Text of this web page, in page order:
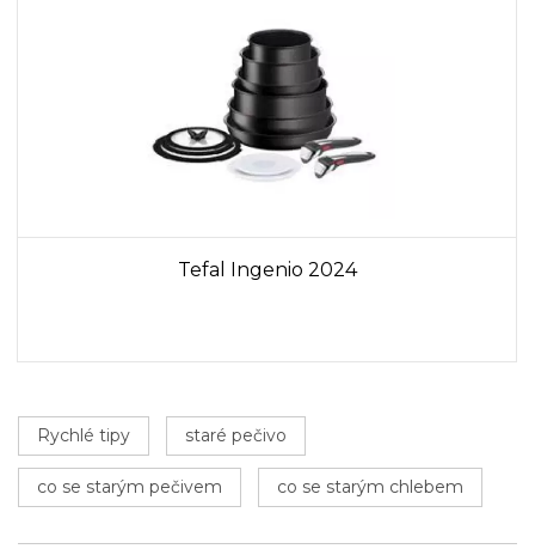
Tefal Ingenio 2024
Rychlé tipy staré pečivo
co se starým pečivem co se starým chlebem